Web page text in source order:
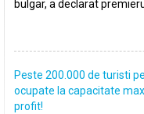
bulgar, a declarat
Peste 200.000 de turisti
ocupate la capacitate
profit!